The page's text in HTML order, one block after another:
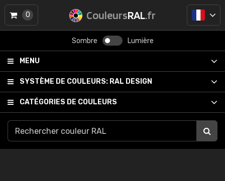
CouleursRAL.fr
Sombre Lumière
MENU
SYSTÈME DE COULEURS: RAL DESIGN
CATÉGORIES DE COULEURS
0